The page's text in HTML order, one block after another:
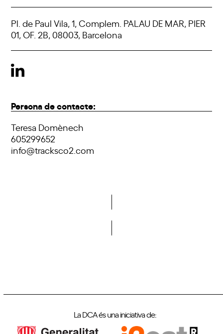
Pl. de Paul Vila, 1, Complem. PALAU DE MAR, PIER
01, OF. 2B, 08003, Barcelona
Persona de contacte:
Teresa Domènech
605299652
info@tracksco2.com
La DCA és una iniciativa de: